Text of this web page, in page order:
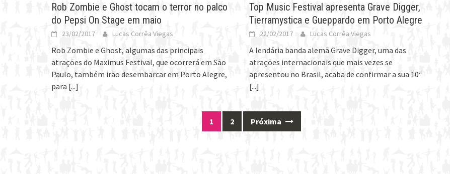
Rob Zombie e Ghost tocam o terror no palco
do Pepsi On Stage em maio
23/02/2017 Lucas Corrêa Viegas
Rob Zombie e Ghost, algumas das principais
atrações do Maximus Festival, que ocorrerá em São
Paulo, também irão desembarcar em Porto Alegre,
para [...]
Top Music Festival apresenta Grave Digger,
Tierramystica e Gueppardo em Porto Alegre
22/02/2017 Lucas Corrêa Viegas
A lendária banda alemã Grave Digger, uma das
atrações internacionais que mais vezes se
apresentou no Brasil, acaba de confirmar a sua 10ª
[...]
1 2 Próxima